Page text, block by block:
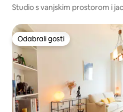
Studio s vanjskim prostorom i
Odabrali gosti
Odabrali gosti